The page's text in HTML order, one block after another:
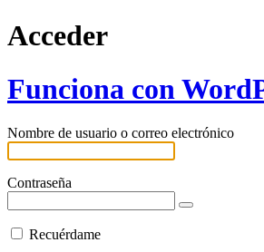
Acceder
Funciona con
Nombre de usuario o correo electrónico
Contraseña
Recuérdame